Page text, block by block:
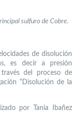
sulfuro de Cobre.
de disolución
es decir a presión
del proceso de
“Disolución de la
por Tania Ibañez